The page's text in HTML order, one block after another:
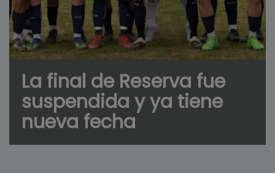
La final de Reserva fue
suspendida y ya tiene
nueva fecha